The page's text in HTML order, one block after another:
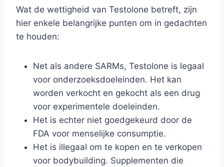
Wat de wettigheid van Testolone betreft, zijn
hier enkele belangrijke punten om in gedachten
te houden:
Net als andere SARMs, Testolone is legaal
voor onderzoeksdoeleinden. Het kan
worden verkocht en gekocht als een drug
voor experimentele doeleinden.
Het is echter niet goedgekeurd door de
FDA voor menselijke consumptie.
Het is illegaal om te kopen en te verkopen
voor bodybuilding. Supplementen die